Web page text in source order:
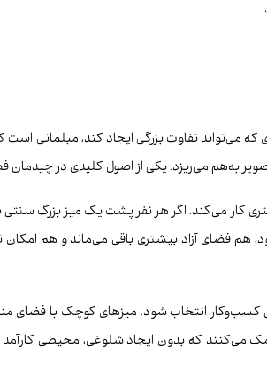
می‌تواند تفاوت بزرگی ایجاد کند، مبلمانی
به‌هم می‌ریزد. یکی از اصول کلیدی در چیدمان
کنید یک تیم سه‌نفره در اتاقی ۱۲ متری کار می‌کند. اگر هر
هم فضای آزاد بیشتری باقی می‌ماند و هم
کسب‌وکار انتخاب شود. میزهای کوچک با
که بدون ایجاد شلوغی، محیطی کارآمد